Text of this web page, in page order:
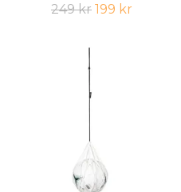
249 kr 199 kr